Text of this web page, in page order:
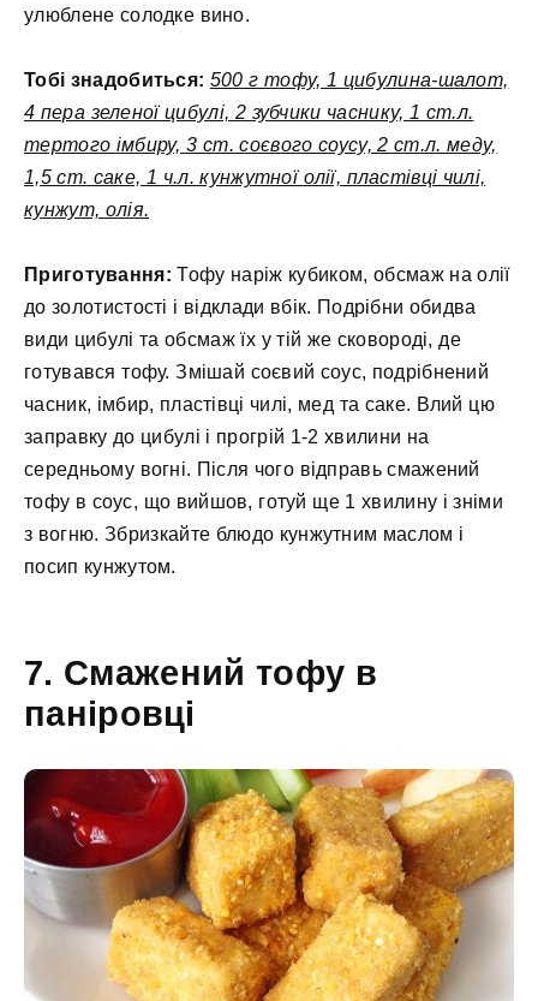
улюблене солодке вино.
Тобі знадобиться: 500 г тофу, 1 цибулина-шалот,
4 пера зеленої цибулі, 2 зубчики часнику, 1 ст.л.
тертого імбиру, 3 ст. соєвого соусу, 2 ст.л. меду,
1,5 ст. саке, 1 ч.л. кунжутної олії, пластівці чилі,
кунжут, олія.
Приготування: Тофу наріж кубиком, обсмаж на олії
до золотистості і відклади вбік. Подрібни обидва
види цибулі та обсмаж їх у тій же сковороді, де
готувався тофу. Змішай соєвий соус, подрібнений
часник, імбир, пластівці чилі, мед та саке. Влий цю
заправку до цибулі і прогрій 1-2 хвилини на
середньому вогні. Після чого відправь смажений
тофу в соус, що вийшов, готуй ще 1 хвилину і зніми
з вогню. Збризкайте блюдо кунжутним маслом і
посип кунжутом.
7. Смажений тофу в
паніровці